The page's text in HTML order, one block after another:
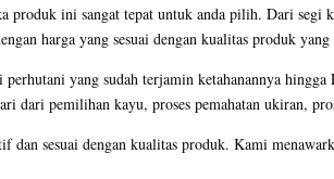
produk ini sangat tepat untuk anda pilih. Dari segi
harga yang sesuai dengan kualitas produk
yang sudah terjamin ketahanannya
dari pemilihan kayu, proses pemahatan ukiran,
sesuai dengan kualitas produk. Kami